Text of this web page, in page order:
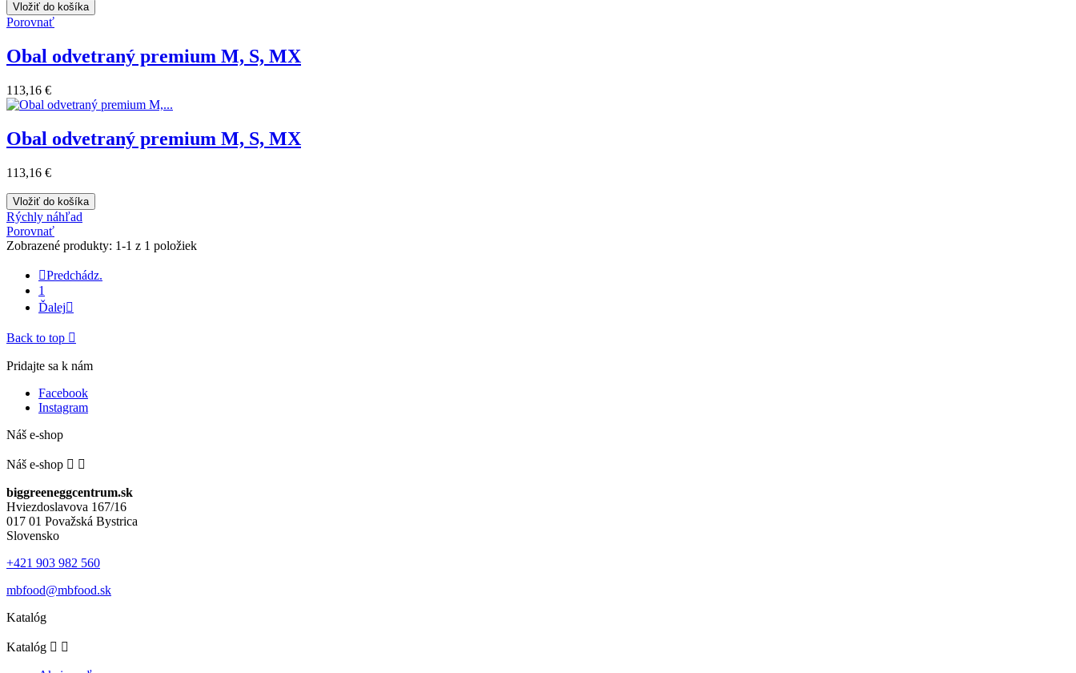
Vložiť do košíka
Porovnať
Obal odvetraný premium M, S, MX
113,16 €
Obal odvetraný premium M, S, MX
113,16 €
Vložiť do košíka
Rýchly náhľad
Porovnať
Zobrazené produkty: 1-1 z 1 položiek
Predchádz.
1
Ďalej
Back to top 
Pridajte sa k nám
Facebook
Instagram
Náš e-shop
Náš e-shop  
biggreeneggcentrum.sk
Hviezdoslavova 167/16
017 01 Považská Bystrica
Slovensko
+421 903 982 560
mbfood@mbfood.sk
Katalóg
Katalóg  